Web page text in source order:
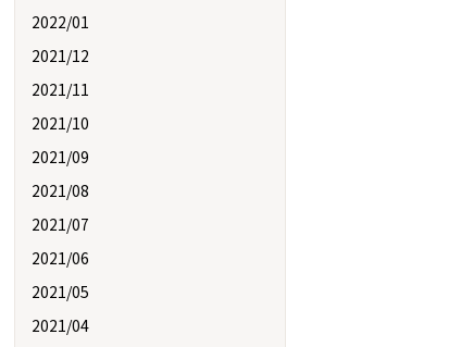
2022/01
2021/12
2021/11
2021/10
2021/09
2021/08
2021/07
2021/06
2021/05
2021/04